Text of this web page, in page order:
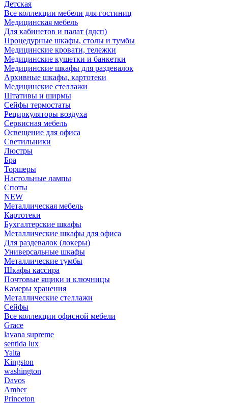
Детская
Все коллекции мебели для гостиниц
Медицинская мебель
Для кабинетов и палат (лдсп)
Процедурные шкафы, столы и тумбы
Медицинские кровати, тележки
Медицинские кушетки и банкетки
Медицинские шкафы для раздевалок
Архивные шкафы, картотеки
Медицинские стеллажи
Штативы и ширмы
Сейфы термостаты
Рециркуляторы воздуха
Сервисная мебель
Освещение для офиса
Светильники
Люстры
Бра
Торшеры
Настольные лампы
Споты
NEW
Металлическая мебель
Картотеки
Бухгалтерские шкафы
Металлические шкафы для офиса
Для раздевалок (локеры)
Универсальные шкафы
Металлические тумбы
Шкафы кассира
Почтовые ящики и ключницы
Камеры хранения
Металлические стеллажи
Сейфы
Все коллекции офисной мебели
Grace
lavana supreme
sentida lux
Yalta
Kingston
washington
Davos
Amber
Princeton